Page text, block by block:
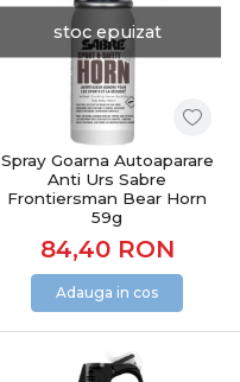
stoc epuizat
Spray Goarna Autoaparare
Anti Urs Sabre
Frontiersman Bear Horn
59g
84,40 RON
Adauga in cos